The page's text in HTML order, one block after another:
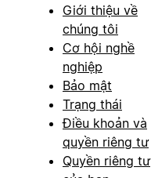
Giới thiệu về
chúng tôi
Cơ hội nghề
nghiệp
Bảo mật
Trạng thái
Điều khoản và
quyền riêng tư
Quyền riêng tư